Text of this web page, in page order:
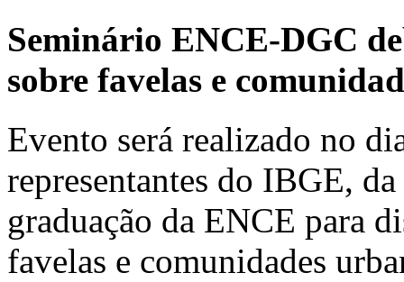
Seminário ENCE-DGC
sobre favelas e
Evento será realizado no
representantes do IBGE,
graduação da ENCE para
favelas e comunidades